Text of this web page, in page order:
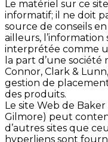
Le matériel sur ce
informatif; il ne doit
source de conseils
ailleurs,
interprétée comme
la part d’une
Connor, Clark &
gestion de
des produits.
Le site Web de Baker
Gilmore) peut
d’autres sites que
hyperliens sont